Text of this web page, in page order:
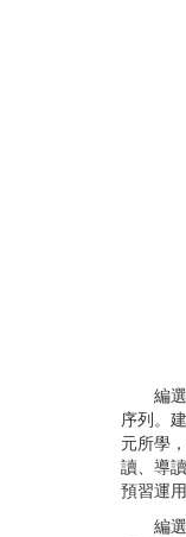
編選體
序列。
元所學
讀、導
預習運
編選體